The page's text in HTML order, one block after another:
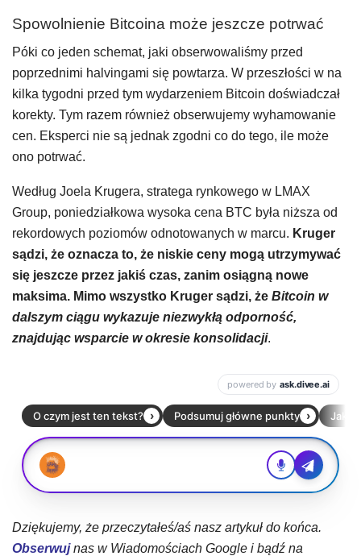
Spowolnienie Bitcoina może jeszcze potrwać
Póki co jeden schemat, jaki obserwowaliśmy przed
poprzednimi halvingami się powtarza. W przeszłości w na
kilka tygodni przed tym wydarzeniem Bitcoin doświadczał
korekty. Tym razem również obserwujemy wyhamowanie
cen. Eksperci nie są jednak zgodni co do tego, ile może
ono potrwać.
Według Joela Krugera, stratega rynkowego w LMAX
Group, poniedziałkowa wysoka cena BTC była niższa od
rekordowych poziomów odnotowanych w marcu. Kruger
sądzi, że oznacza to, że ​​niskie ceny mogą utrzymywać
się jeszcze przez jakiś czas, zanim osiągną nowe
maksima. Mimo wszystko Kruger sądzi, że Bitcoin w
dalszym ciągu wykazuje niezwykłą odporność,
znajdując wsparcie w okresie konsolidacji.
Dziękujemy, że przeczytałeś/aś nasz artykuł do końca.
Obserwujnas w Wiadomościach Google i bądź na